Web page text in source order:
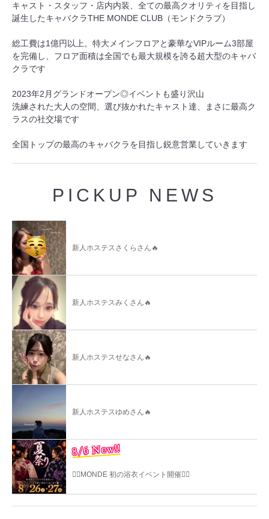
キャスト・スタッフ・店内内装、全ての最高クオリティを目指し
誕生したキャバクラTHE MONDE CLUB（モンドクラブ）
総工費は1億円以上。特大メインフロアと豪華なVIPルーム3部屋
を完備し、フロア面積は全国でも最大規模を誇る超大型のキャバ
クラです
2023年2月グランドオープン◎イベントも盛り沢山
洗練された大人の空間、選び抜かれたキャスト達、まさに最高ク
ラスの社交場です
全国トップの最高のキャバクラを目指し鋭意営業していきます
PICKUP NEWS
新人ホステスさくらさん🔥
新人ホステスみくさん🔥
新人ホステスせなさん🔥
新人ホステスゆめさん🔥
8/6 New!!
❤️‍🔥MONDE 初の浴衣イベント開催❤️‍🔥